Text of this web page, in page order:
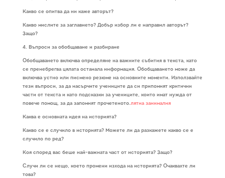
Какво се опитва да ни каже авторът?
Какво мислите за заглавието? Добър избор ли е направил авторът?
Защо?
4. Въпроси за обобщаване и разбиране
Обобщаването включва определяне на важните събития в текста, като
се пренебрегва цялата останала информация. Обобщаването може да
включва устно или писмено резюме на основните моменти. Използвайте
тези въпроси, за да насърчите учениците да си припомнят критични
части от текста и като подсказки за учениците, които имат нужда от
повече помощ, за да запомнят прочетеното.лятна занималня
Каква е основната идея на историята?
Какво се е случило в историята? Можете ли да разкажете какво се е
случило по ред?
Коя според вас беше най-важната част от историята? Защо?
Случи ли се нещо, което промени изхода на историята? Очаквахте ли
това?